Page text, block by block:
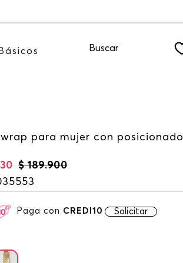
a nuestro NEWSLETTER
Básicos Buscar
para mujer con posicionado
$ 189.900
Paga con CREDI10 Solicitar